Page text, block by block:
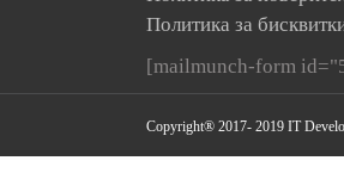
Политика за
[mailmunch-form
Copyright® 2017- 2019 IT